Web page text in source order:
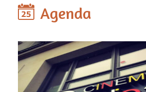
Agenda